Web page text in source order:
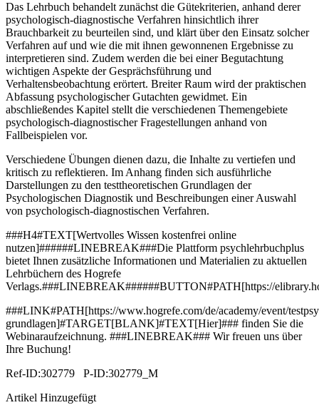
Das Lehrbuch behandelt zunächst die Gütekriterien, anhand derer
psychologisch-diagnostische Verfahren hinsichtlich ihrer
Brauchbarkeit zu beurteilen sind, und klärt über den Einsatz solcher
Verfahren auf und wie die mit ihnen gewonnenen Ergebnisse zu
interpretieren sind. Zudem werden die bei einer Begutachtung
wichtigen Aspekte der Gesprächsführung und
Verhaltensbeobachtung erörtert. Breiter Raum wird der praktischen
Abfassung psychologischer Gutachten gewidmet. Ein
abschließendes Kapitel stellt die verschiedenen Themengebiete
psychologisch-diagnostischer Fragestellungen anhand von
Fallbeispielen vor.
Verschiedene Übungen dienen dazu, die Inhalte zu vertiefen und
kritisch zu reflektieren. Im Anhang finden sich ausführliche
Darstellungen zu den testtheoretischen Grundlagen der
Psychologischen Diagnostik und Beschreibungen einer Auswahl
von psychologisch-diagnostischen Verfahren.
###H4#TEXT[Wertvolles Wissen kostenfrei online
nutzen]######LINEBREAK###Die Plattform psychlehrbuchplus
bietet Ihnen zusätzliche Informationen und Materialien zu aktuellen
Lehrbüchern des Hogrefe
Verlags.###LINEBREAK######BUTTON#PATH[https://
###LINK#PATH[https://www.hogrefe.com/de/academy/event/
grundlagen]#TARGET[BLANK]#TEXT[Hier]### finden Sie die
Webinaraufzeichnung. ###LINEBREAK### Wir freuen uns über
Ihre Buchung!
Ref-ID:302779 P-ID:302779_M
Artikel Hinzugefügt